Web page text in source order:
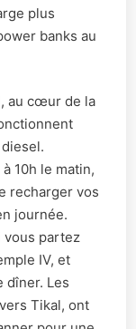
plus
banks au
au cœur de la
10h le matin,
recharger vos
journée.
vous partez
IV, et
dîner. Les
Tikal, ont